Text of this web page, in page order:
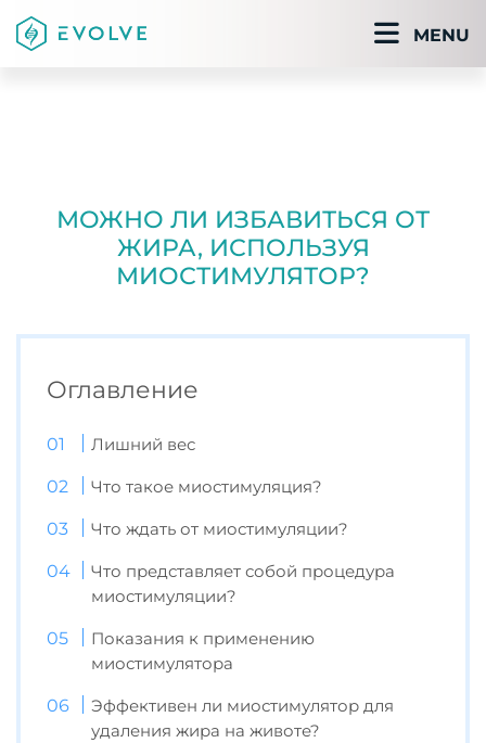
MENU
МОЖНО ЛИ ИЗБАВИТЬСЯ ОТ
ЖИРА, ИСПОЛЬЗУЯ
МИОСТИМУЛЯТОР?
Оглавление
Лишний вес
Что такое миостимуляция?
Что ждать от миостимуляции?
Что представляет собой процедура
миостимуляции?
Показания к применению
миостимулятора
Эффективен ли миостимулятор для
удаления жира на животе?